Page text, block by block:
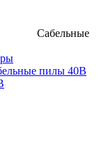
Сабельные
пилы 40В